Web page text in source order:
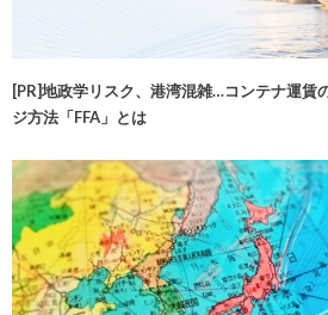
[PR]地政学リスク、港湾混雑…コンテナ運賃
ジ方法「FFA」とは